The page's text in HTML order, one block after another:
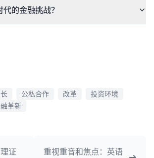
的金融挑战？
公私合作 改革
投资环境
革新
证
重视重音和焦点：英语